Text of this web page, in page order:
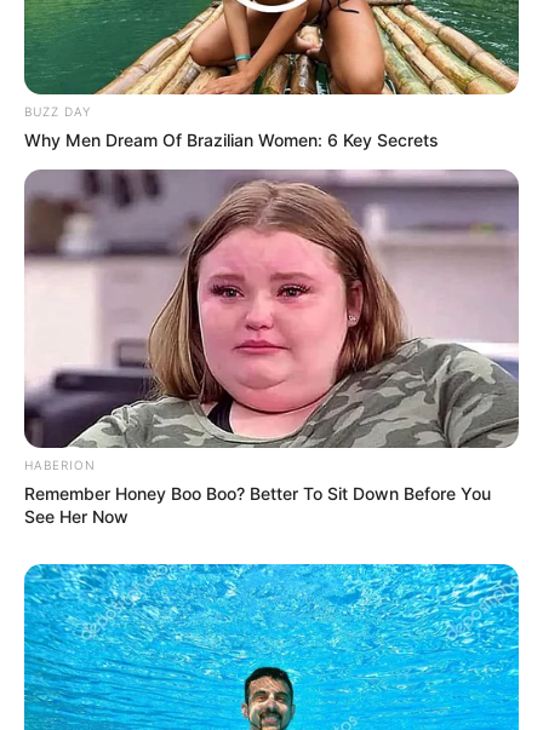
Agama: Kristen
Profesi: Aktris, Model, Bintang Iklan
Hobi: Travelling, Bersepeda
Facebook: @MettaPermadi89
Threads: –
Instagram:@mettapermadi89
@metta.permadi6
YouTube: –
Tinggi, Berat, & Penampilan Fisik
Tinggi Badan: – cm
Berat Badan: – kg
Warna Rambut: –
Warna Mata: Coklat
Warn Kulit: –
Ukuran Tubuh: –
BUZZ DAY
Why Men Dream Of Brazilian Women: 6 Key Secrets
HABERION
Remember Honey Boo Boo? Better To Sit Down Before You
See Her Now